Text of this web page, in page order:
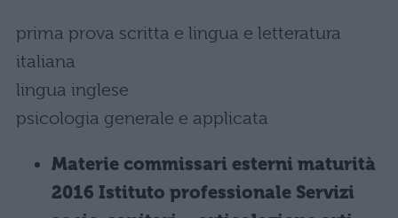
prima prova scritta e lingua e letteratura
italiana
lingua inglese
psicologia generale e applicata
Materie commissari esterni maturità
2016 Istituto professionale Servizi